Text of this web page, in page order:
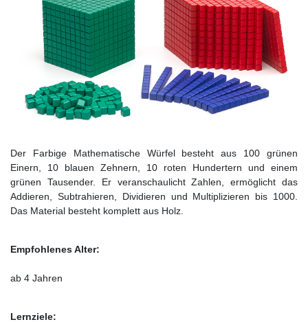
Der Farbige Mathematische Würfel besteht aus 100 grünen
Einern, 10 blauen Zehnern, 10 roten Hundertern und einem
grünen Tausender. Er veranschaulicht Zahlen, ermöglicht das
Addieren, Subtrahieren, Dividieren und Multiplizieren bis 1000.
Das Material besteht komplett aus Holz.
Empfohlenes Alter:
ab 4 Jahren
Lernziele: